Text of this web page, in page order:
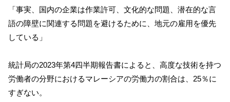
「事実、国内の企業は作業許可、文化的な問題、潜在的な言
語の障壁に関連する問題を避けるために、地元の雇用を優先
している」
統計局の2023年第4四半期報告書によると、高度な技術を持つ
労働者の分野におけるマレーシアの労働力の割合は、25％に
すぎない。